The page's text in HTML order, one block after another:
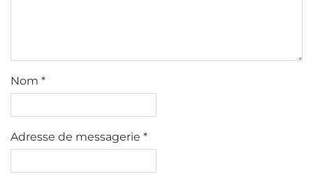
Nom *
Adresse de messagerie *